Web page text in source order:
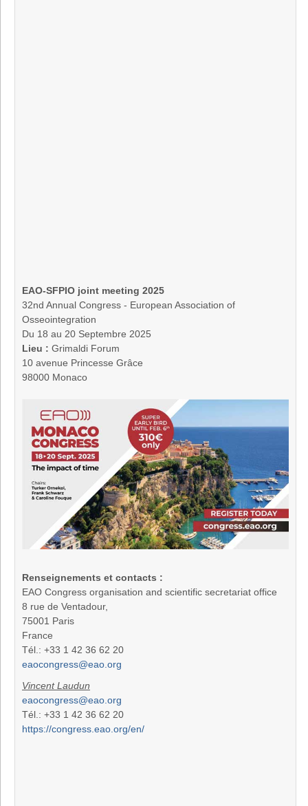
EAO-SFPIO joint meeting 2025
32nd Annual Congress - European Association of
Osseointegration
Du 18 au 20 Septembre 2025
Lieu : Grimaldi Forum
10 avenue Princesse Grâce
98000 Monaco
Renseignements et contacts :
EAO Congress organisation and scientific secretariat office
8 rue de Ventadour,
75001 Paris
France
Tél.: +33 1 42 36 62 20
eaocongress@eao.org
Vincent Laudun
eaocongress@eao.org
Tél.: +33 1 42 36 62 20
https://congress.eao.org/en/